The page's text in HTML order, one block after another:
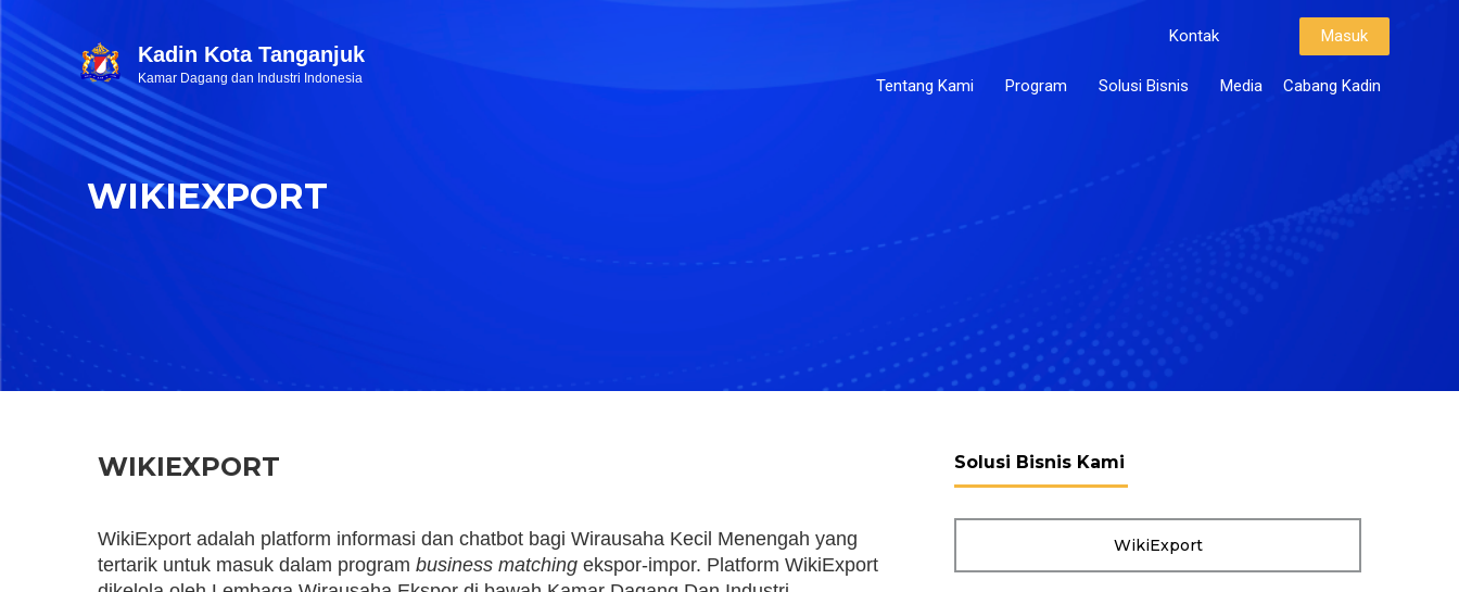
Kadin Kota Tanganjuk
Kamar Dagang dan Industri Indonesia
Kontak Masuk
Tentang Kami Program Solusi Bisnis Media Cabang Kadin
WIKIEXPORT
WIKIEXPORT
WikiExport adalah platform informasi dan chatbot bagi Wirausaha Kecil Menengah yang
tertarik untuk masuk dalam program business matching ekspor-impor. Platform WikiExport
Solusi Bisnis Kami
WikiExport